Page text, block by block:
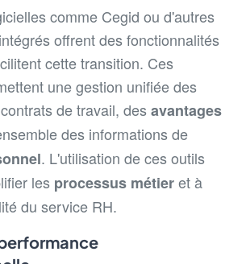
comme Cegid ou d'autres
offrent des fonctionnalités
cette transition. Ces
une gestion unifiée des
de travail, des avantages
des informations de
. L'utilisation de ces outils
les processus métieret à
du service RH.